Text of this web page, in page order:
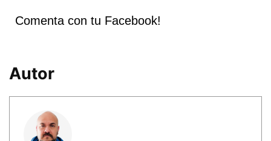
Comenta con tu Facebook!
Autor